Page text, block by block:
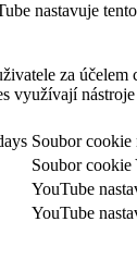
nastavuje
za
využívají
Soubor cookie
Soubor cookie
YouTube
YouTube